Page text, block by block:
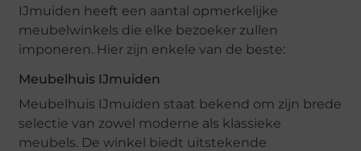
IJmuiden heeft een aantal opmerkelijke
meubelwinkels die elke bezoeker zullen
imponeren. Hier zijn enkele van de beste:
Meubelhuis IJmuiden
Meubelhuis IJmuiden staat bekend om zijn brede
selectie van zowel moderne als klassieke
meubels. De winkel biedt uitstekende